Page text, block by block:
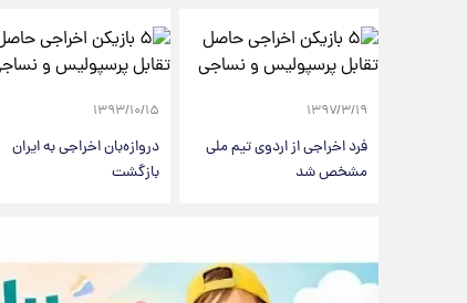
۱۳۹۷/۳/۱۹
فرد اخراجی از اردوی تیم ملی
مشخص شد
۱۳۹۳/۱۰/۱۵
دروازه‌‌بان‌ اخراجی به ایران
بازگشت